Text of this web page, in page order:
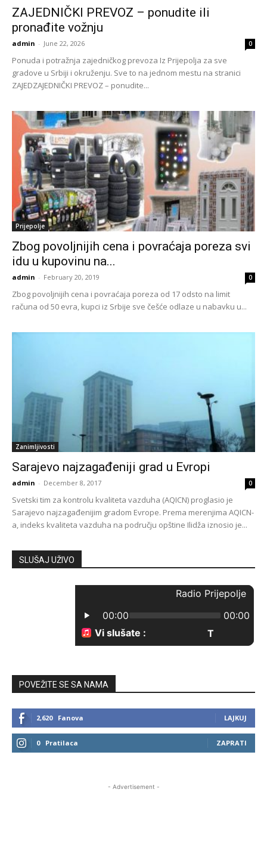
ZAJEDNIČKI PREVOZ – ponudite ili
pronađite vožnju
admin - June 22, 2026 0
Ponuda i potražnja zajedničkog prevoza Iz Prijepolja za sve
gradove u Srbiji i okruženju. Sve to na jednom mestu na stranici
ZAJEDZAJEDNIČKI PREVOZ – ponudite...
Prijepolje
Zbog povoljnijih cena i povraćaja poreza svi
idu u kupovinu na...
admin - February 20, 2019 0
Zbog povoljnijih cena i povraćaja poreza od 17 odsto na limit
računa od 50 evra, kupci iz Srbije sve češće odlaze u nabavku u...
Zanimljivosti
Sarajevo najzagađeniji grad u Evropi
admin - December 8, 2017 0
Svetski tim za kontrolu kvaliteta vazduha (AQICN) proglasio je
Sarajevo najzagađenijim gradom Evrope. Prema merenjima AQICN-
a, indeks kvaliteta vazduha na području opštine Ilidža iznosio je...
SLUŠAJ UŽIVO
POVEŽITE SE SA NAMA
2,620 Fanova LAJKUJ
0 Pratilaca ZAPRATI
- Advertisement -